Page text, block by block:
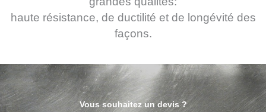
haute résistance, de ductilité et de longévité des
façons.
Vous souhaitez un devis ?